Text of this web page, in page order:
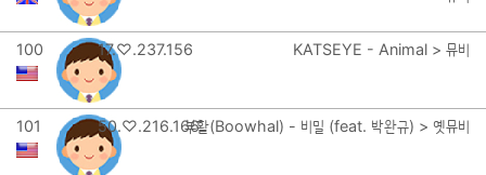
100 17.♡.237.156 KATSEYE - Animal > 뮤비
101 50.♡.216.166부활(Boowhal) - 비밀 (feat. 박완규) > 옛뮤비